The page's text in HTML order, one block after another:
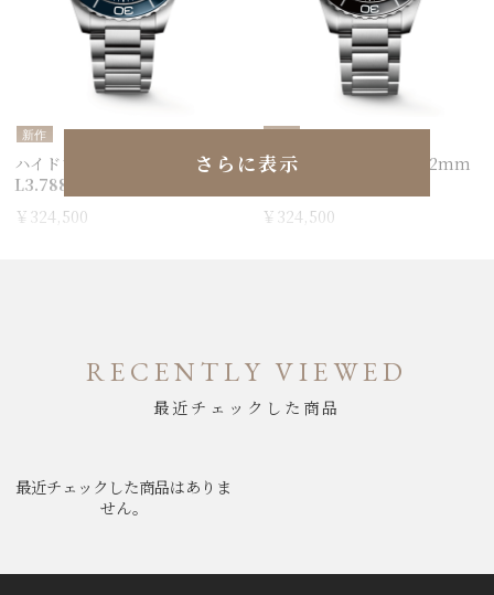
新作
ハイドロコンクエスト 42mm
L3.788.4.96.6
￥324,500
ハイドロコンクエスト 42mm
￥324,500
さらに表示
RECENTLY VIEWED
最近チェックした商品
最近チェックした商品はありま
せん。